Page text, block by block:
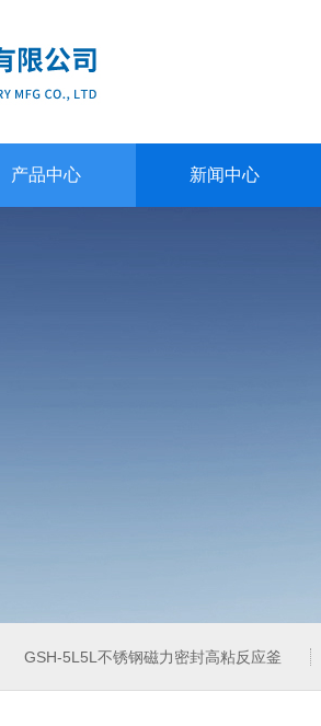
产品中心 新闻中心
GSH-5L5L不锈钢磁力密封高粘反应釜